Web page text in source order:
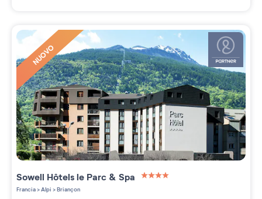
NUOVO
Sowell Hôtels le Parc & Spa
Francia>Alpi >Briançon